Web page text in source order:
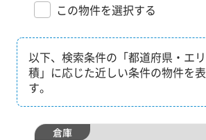
この物件を選択する
以下、検索条件の「都道府県・エ
積」に応じた近しい条件の物件を
す。
倉庫